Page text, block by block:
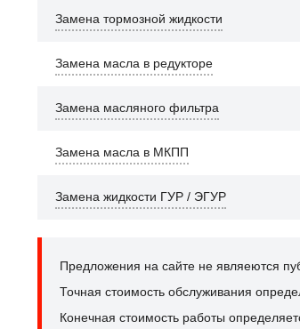
Замена тормозной жидкости
Замена масла в редукторе
Замена масляного фильтра
Замена масла в МКПП
Замена жидкости ГУР / ЭГУР
Предложения на сайте не являеются
Точная стоимость обслуживания
Конечная стоимость работы